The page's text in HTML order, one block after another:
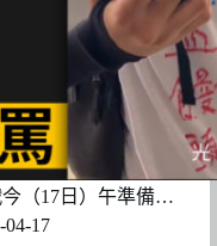
（17日）午準備…
04-17